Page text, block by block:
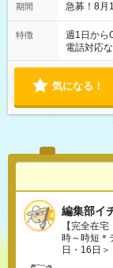
期間 急募！8月
特徴 週1日から
電話対応
気になる！
編集部イ
【完全在
時～時短＊
日・16日